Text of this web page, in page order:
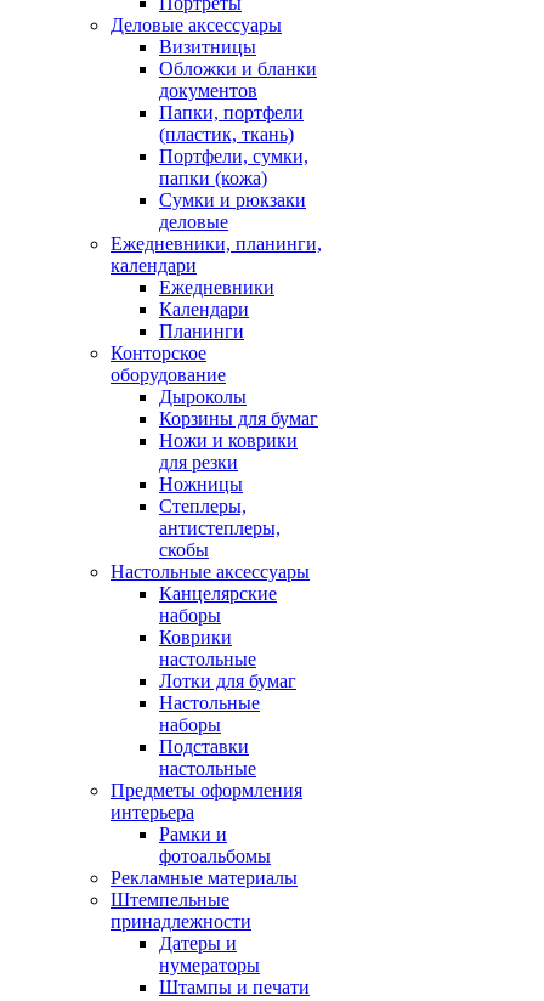
Деловые аксессуары
Визитницы
Обложки и бланки
документов
Папки, портфели
(пластик, ткань)
Портфели, сумки,
папки (кожа)
Сумки и рюкзаки
деловые
Ежедневники, планинги,
календари
Ежедневники
Календари
Планинги
Конторское
оборудование
Дыроколы
Корзины для бумаг
Ножи и коврики
для резки
Ножницы
Степлеры,
антистеплеры,
скобы
Настольные аксессуары
Канцелярские
наборы
Коврики
настольные
Лотки для бумаг
Настольные
наборы
Подставки
настольные
Предметы оформления
интерьера
Рамки и
фотоальбомы
Рекламные материалы
Штемпельные
принадлежности
Датеры и
нумераторы
Штампы и печати